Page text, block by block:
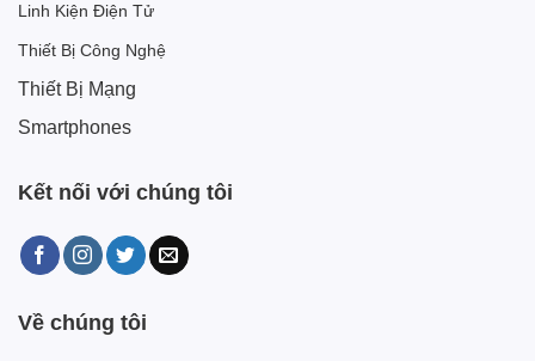
Linh Kiện Điện Tử
Thiết Bị Công Nghệ
Thiết Bị Mạng
Smartphones
Kết nối với chúng tôi
Về chúng tôi